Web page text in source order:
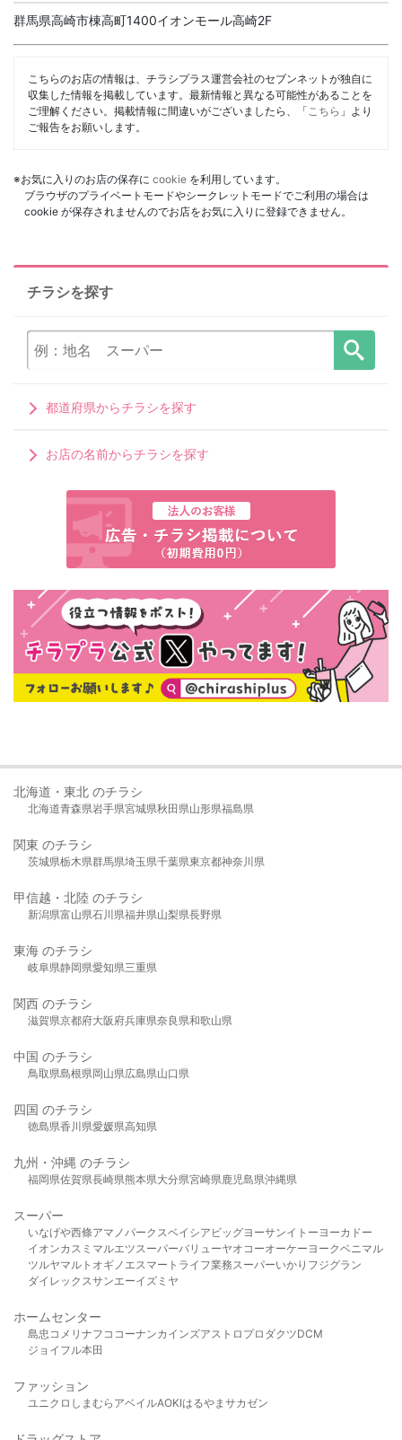
群馬県高崎市棟高町1400イオンモール高崎2F
こちらのお店の情報は、チラシプラス運営会社のセブンネットが独自に
収集した情報を掲載しています。最新情報と異なる可能性があることを
ご理解ください。掲載情報に間違いがございましたら、「 こちら 」より
ご報告をお願いします。
※お気に入りのお店の保存に cookie を利用しています。
ブラウザのプライベートモードやシークレットモードでご利用の場合は
cookie が保存されませんのでお店をお気に入りに登録できません。
チラシを探す
都道府県からチラシを探す
お店の名前からチラシを探す
北海道・東北 のチラシ
北海道青森県岩手県宮城県秋田県山形県福島県
関東 のチラシ
茨城県栃木県群馬県埼玉県千葉県東京都神奈川県
甲信越・北陸 のチラシ
新潟県富山県石川県福井県山梨県長野県
東海 のチラシ
岐阜県静岡県愛知県三重県
関西 のチラシ
滋賀県京都府大阪府兵庫県奈良県和歌山県
中国 のチラシ
鳥取県島根県岡山県広島県山口県
四国 のチラシ
徳島県香川県愛媛県高知県
九州・沖縄 のチラシ
福岡県佐賀県長崎県熊本県大分県宮崎県鹿児島県沖縄県
スーパー
いなげや西條アマノパークスベイシア ビッグヨーサンイトーヨーカドー
イオンカスミ マルエツスーパーバリューヤオコーオーケー ヨークベニマル
ツルヤマルト オギノ エスマート ライフ業務スーパーいかり フジグラン
ダイレックスサンエーイズミヤ
ホームセンター
島忠 コメリ ナフコ コーナンカインズアストロプロダクツDCM
ジョイフル本田
ファッション
ユニクロ しまむら アベイルAOKIはるやま サカゼン